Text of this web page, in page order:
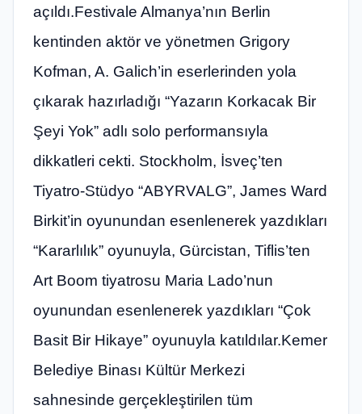
açıldı.Festivale Almanya’nın Berlin
kentinden aktör ve yönetmen Grigory
Kofman, A. Galich’in eserlerinden yola
çıkarak hazırladığı “Yazarın Korkacak Bir
Şeyi Yok” adlı solo performansıyla
dikkatleri cekti. Stockholm, İsveç’ten
Tiyatro-Stüdyo “ABYRVALG”, James Ward
Birkit’in oyunundan esenlenerek yazdıkları
“Kararlılık” oyunuyla, Gürcistan, Tiflis’ten
Art Boom tiyatrosu Maria Lado’nun
oyunundan esenlenerek yazdıkları “Çok
Basit Bir Hikaye” oyunuyla katıldılar.Kemer
Belediye Binası Kültür Merkezi
sahnesinde gerçekleştirilen tüm